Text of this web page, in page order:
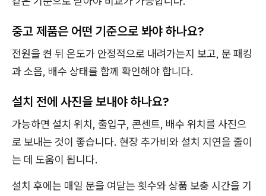
중고 제품은 어떤 기준으로 봐야 하나요?
전원을 켠 뒤 온도가 안정적으로 내려가는지 보고, 문 패킹
과 소음, 배수 상태를 함께 확인해야 합니다.
설치 전에 사진을 보내야 하나요?
가능하면 설치 위치, 출입구, 콘센트, 배수 위치를 사진으
로 보내는 것이 좋습니다. 현장 추가비와 설치 지연을 줄이
는 데 도움이 됩니다.
설치 후에는 매일 문을 여닫는 횟수와 상품 보충 시간을 기